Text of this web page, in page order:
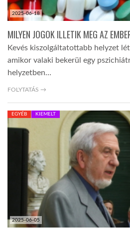
2025-06-18
MILYEN JOGOK ILLETIK MEG AZ
Kevés kiszolgáltatottabb helyzet
amikor valaki bekerül egy
helyzetben…
FOLYTATÁS →
2025-06-05
EGYÉB KIEMELT